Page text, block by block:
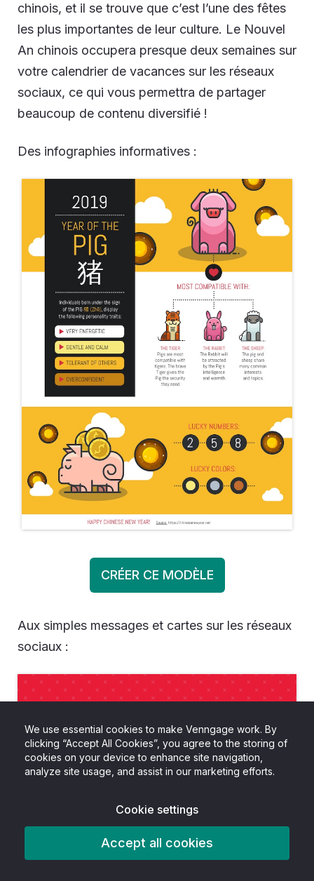
We use essential cookies to make Venngage work. By
clicking “Accept All Cookies”, you agree to the storing of
cookies on your device to enhance site navigation,
analyze site usage, and assist in our marketing efforts.
Cookie settings
Accept all cookies
chinois, et il se trouve que c’est l’une des fêtes
les plus importantes de leur culture. Le Nouvel
An chinois occupera presque deux semaines sur
votre calendrier de vacances sur les réseaux
sociaux, ce qui vous permettra de partager
beaucoup de contenu diversifié !
Des infographies informatives :
CRÉER CE MODÈLE
Aux simples messages et cartes sur les réseaux
sociaux :